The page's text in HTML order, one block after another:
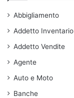
Abbigliamento
Addetto Inventario
Addetto Vendite
Agente
Auto e Moto
Banche